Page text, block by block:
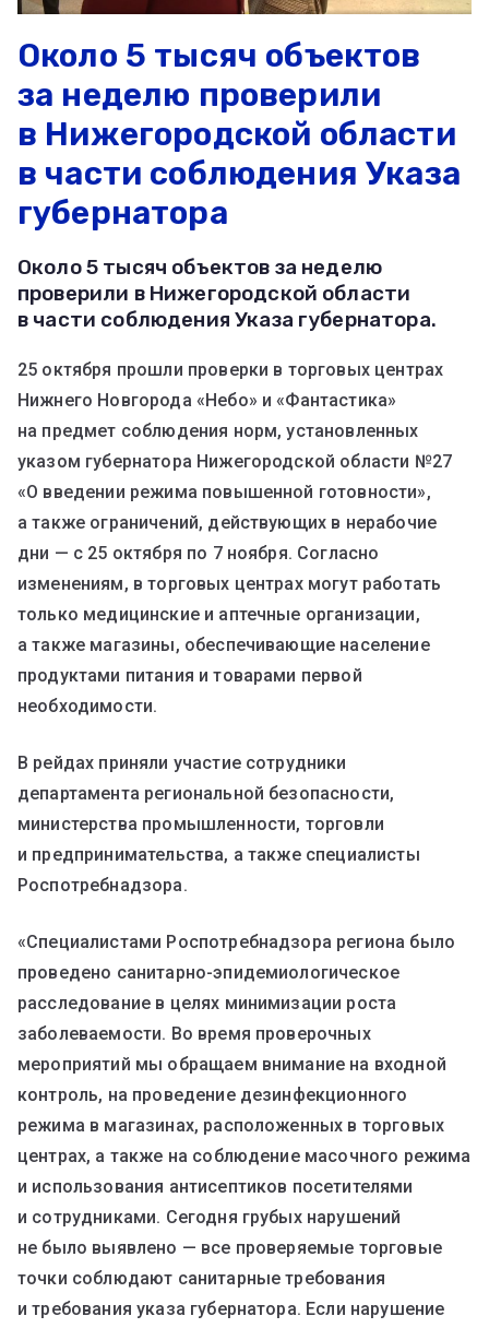
Около 5 тысяч объектов
за неделю проверили
в Нижегородской области
в части соблюдения Указа
губернатора
Около 5 тысяч объектов за неделю
проверили в Нижегородской области
в части соблюдения Указа губернатора.
25 октября прошли проверки в торговых центрах
Нижнего Новгорода «Небо» и «Фантастика»
на предмет соблюдения норм, установленных
указом губернатора Нижегородской области №27
«О введении режима повышенной готовности»,
а также ограничений, действующих в нерабочие
дни — с 25 октября по 7 ноября. Согласно
изменениям, в торговых центрах могут работать
только медицинские и аптечные организации,
а также магазины, обеспечивающие население
продуктами питания и товарами первой
необходимости.
В рейдах приняли участие сотрудники
департамента региональной безопасности,
министерства промышленности, торговли
и предпринимательства, а также специалисты
Роспотребнадзора.
«Специалистами Роспотребнадзора региона было
проведено санитарно-эпидемиологическое
расследование в целях минимизации роста
заболеваемости. Во время проверочных
мероприятий мы обращаем внимание на входной
контроль, на проведение дезинфекционного
режима в магазинах, расположенных в торговых
центрах, а также на соблюдение масочного режима
и использования антисептиков посетителями
и сотрудниками. Сегодня грубых нарушений
не было выявлено — все проверяемые торговые
точки соблюдают санитарные требования
и требования указа губернатора. Если нарушение